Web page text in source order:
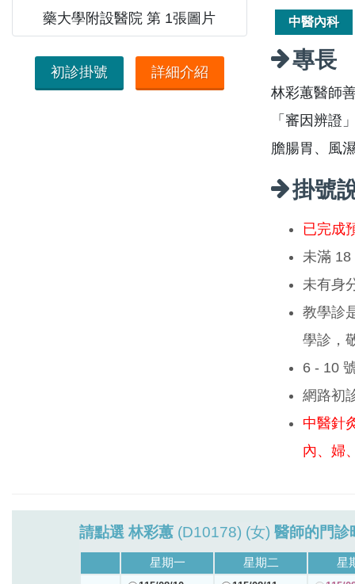
初診掛號 詳細介紹
中醫內科
專長
林彩蕙醫師
「審因辨證
膽腸胃、風
掛號
已完成
未滿 18
未有身
教學診
學診，
6 - 10
網路初
中醫針
內、婦